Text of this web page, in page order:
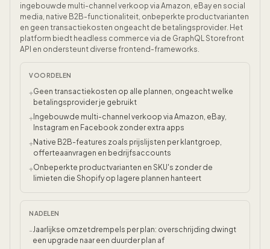
ingebouwde multi-channel verkoop via Amazon, eBay en social
media, native B2B-functionaliteit, onbeperkte productvarianten
en geen transactiekosten ongeacht de betalingsprovider. Het
platform biedt headless commerce via de GraphQL Storefront
API en ondersteunt diverse frontend-frameworks.
VOORDELEN
+Geen transactiekosten op alle plannen, ongeacht welke
betalingsprovider je gebruikt
+ Ingebouwde multi-channel verkoop via Amazon, eBay,
Instagram en Facebook zonder extra apps
+Native B2B-features zoals prijslijsten per klantgroep,
offerteaanvragen en bedrijfsaccounts
+Onbeperkte productvarianten en SKU's zonder de
limieten die Shopify op lagere plannen hanteert
NADELEN
-Jaarlijkse omzetdrempels per plan: overschrijding dwingt
een upgrade naar een duurder plan af